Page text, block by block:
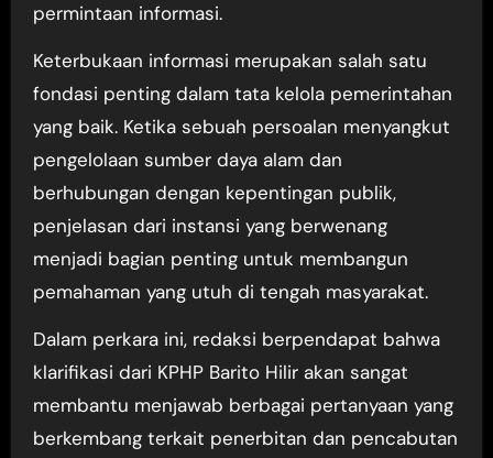
permintaan informasi.
Keterbukaan informasi merupakan salah satu
fondasi penting dalam tata kelola pemerintahan
yang baik. Ketika sebuah persoalan menyangkut
pengelolaan sumber daya alam dan
berhubungan dengan kepentingan publik,
penjelasan dari instansi yang berwenang
menjadi bagian penting untuk membangun
pemahaman yang utuh di tengah masyarakat.
Dalam perkara ini, redaksi berpendapat bahwa
klarifikasi dari KPHP Barito Hilir akan sangat
membantu menjawab berbagai pertanyaan yang
berkembang terkait penerbitan dan pencabutan